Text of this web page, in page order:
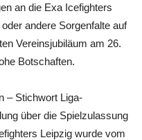
an die Exa Icefighters
andere Sorgenfalte auf
Vereinsjubiläum am 26.
Botschaften.
– Stichwort Liga-
über die Spielzulassung
Leipzig wurde vom